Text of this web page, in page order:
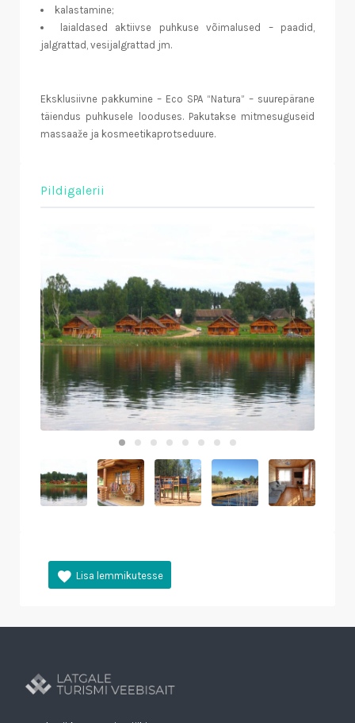
kalastamine;
laialdased aktiivse puhkuse võimalused – paadid,
jalgrattad, vesijalgrattad jm.
Eksklusiivne pakkumine – Eco SPA “Natura” – suurepärane
täiendus puhkusele looduses. Pakutakse mitmesuguseid
massaaže ja kosmeetikaprotseduure.
Pildigalerii